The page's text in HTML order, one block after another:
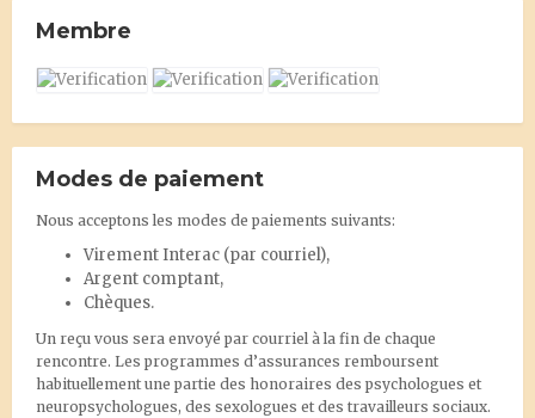
Membre
Modes de paiement
Nous acceptons les modes de paiements suivants:
Virement Interac (par courriel),
Argent comptant,
Chèques.
Un reçu vous sera envoyé par courriel à la fin de chaque
rencontre. Les programmes d’assurances remboursent
habituellement une partie des honoraires des psychologues et
neuropsychologues, des sexologues et des travailleurs sociaux.